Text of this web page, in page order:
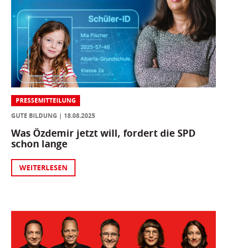
PRESSEMITTEILUNG
GUTE BILDUNG
18.08.2025
Was Özdemir jetzt will, fordert die SPD
schon lange
WEITERLESEN